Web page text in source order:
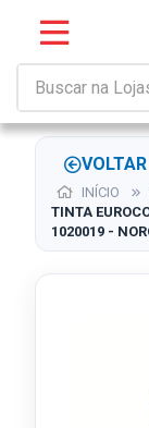
VOLTAR
INÍCIO
TINTA
1020019 -